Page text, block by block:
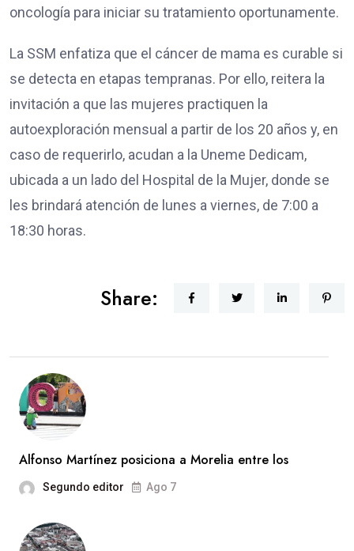
oncología para iniciar su tratamiento oportunamente.
La SSM enfatiza que el cáncer de mama es curable si
se detecta en etapas tempranas. Por ello, reitera la
invitación a que las mujeres practiquen la
autoexploración mensual a partir de los 20 años y, en
caso de requerirlo, acudan a la Uneme Dedicam,
ubicada a un lado del Hospital de la Mujer, donde se
les brindará atención de lunes a viernes, de 7:00 a
18:30 horas.
Share:
Alfonso Martínez posiciona a Morelia entre los
Segundo editor Ago 7